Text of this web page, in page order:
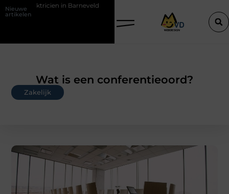
Nieuwe
artikelen
in Barneveld De Perfecte Gids voor Vloerbedekking in
Wat is een conferentieoord?
Zakelijk